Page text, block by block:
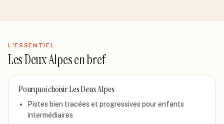
L'ESSENTIEL
Les Deux Alpesen bref
Pourquoi choisirLes Deux Alpes
Pistes bien tracées et progressives pour enfants
intermédiaires